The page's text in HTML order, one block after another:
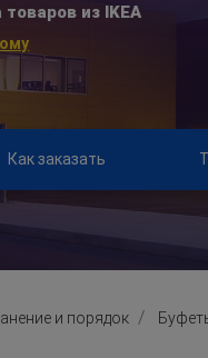
из IKEA
Как заказать
и порядок